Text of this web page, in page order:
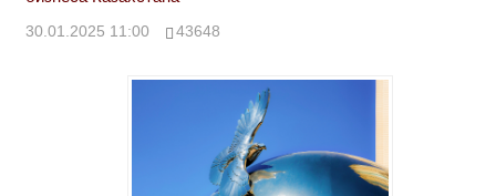
30.01.2025 11:00 43648